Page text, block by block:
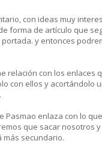
con ideas muy
forma de artículo que
portada. y entonces
relación con los enlaces
con ellos y acortándolo
Pasmao enlaza con lo que
que sacar nosotros
más secundario.